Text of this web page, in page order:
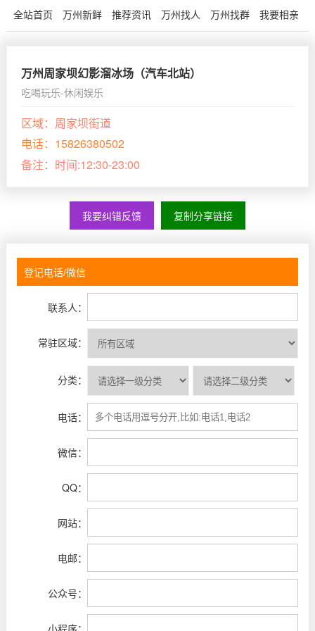
全站首页 万州新鲜 推荐资讯 万州找人 万州找群 我要相亲
万州周家坝幻影溜冰场（汽车北站）
吃喝玩乐-休闲娱乐
区域： 周家坝街道
电话： 15826380502
备注： 时间:12:30-23:00
我要纠错反馈 复制分享链接
联系人：
常驻区域：
分类：
电话：
微信：
QQ：
网站：
电邮：
公众号：
小程序：